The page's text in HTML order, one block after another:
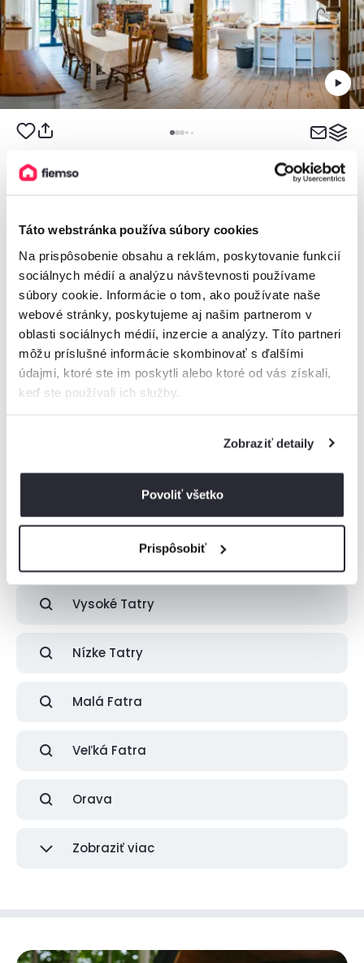
Táto webstránka používa súbory cookies
Na prispôsobenie obsahu a reklám, poskytovanie funkcií
sociálnych médií a analýzu návštevnosti používame
súbory cookie. Informácie o tom, ako používate naše
webové stránky, poskytujeme aj našim partnerom v
oblasti sociálnych médií, inzercie a analýzy. Títo partneri
môžu príslušné informácie skombinovať s ďalšími
údajmi, ktoré ste im poskytli alebo ktoré od vás získali,
keď ste používali ich služby.
Zobraziť detaily
Povoliť všetko
Prispôsobiť
5,0
8 osôb, 140 m2, 3 spálne, 2 kúpeľne
od160€ / noc
Boli zobrazené všetky ubytovania z tejto
lokality
Ak ste nenašli vhodné ubytovanie pre vás, skúste pohľadať v
Vysoké Tatry
Nízke Tatry
Malá Fatra
Veľká Fatra
Orava
Zobraziť viac